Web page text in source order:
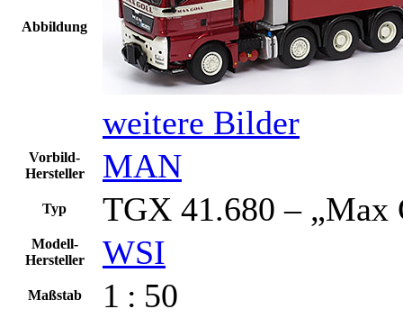
Abbildung
weitere Bilder
Vorbild-
Hersteller
MAN
Typ TGX 41.680 – „Max
Modell-
Hersteller
WSI
Maßstab 1 : 50